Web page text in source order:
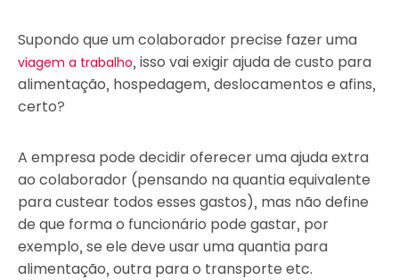
Supondo que um colaborador precise fazer uma
viagem a trabalho, isso vai exigir ajuda de custo para
alimentação, hospedagem, deslocamentos e afins,
certo?
A empresa pode decidir oferecer uma ajuda extra
ao colaborador (pensando na quantia equivalente
para custear todos esses gastos), mas não define
de que forma o funcionário pode gastar, por
exemplo, se ele deve usar uma quantia para
alimentação, outra para o transporte etc.